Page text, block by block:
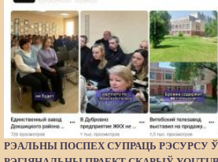
РЭАЛЬНЫ ПОСПЕХ СУПРАЦЬ РЭСУРСУ